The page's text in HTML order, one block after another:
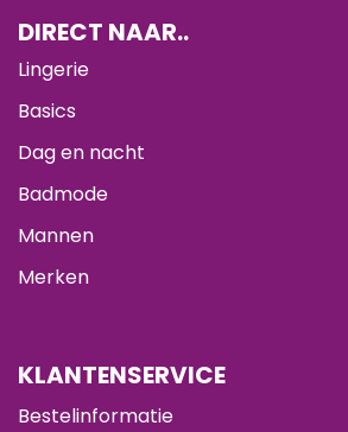
DIRECT NAAR..
Lingerie
Basics
Dag en nacht
Badmode
Mannen
Merken
KLANTENSERVICE
Bestelinformatie